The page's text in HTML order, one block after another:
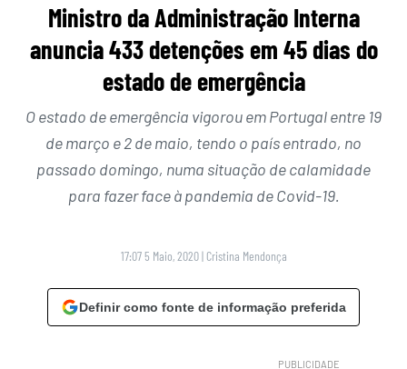
Ministro da Administração Interna
anuncia 433 detenções em 45 dias do
estado de emergência
O estado de emergência vigorou em Portugal entre 19
de março e 2 de maio, tendo o país entrado, no
passado domingo, numa situação de calamidade
para fazer face à pandemia de Covid-19.
17:07 5 Maio, 2020 | Cristina Mendonça
Definir como fonte de informação preferida